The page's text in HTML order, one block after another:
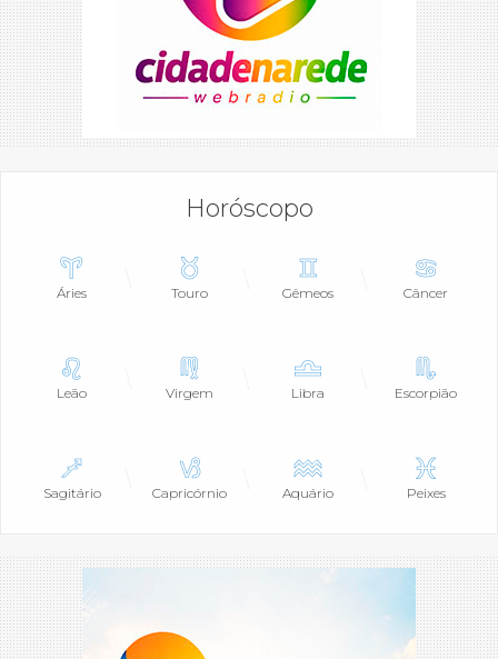
Horóscopo
Áries Touro Gêmeos Câncer
Leão Virgem Libra Escorpião
Sagitário Capricórnio Aquário Peixes